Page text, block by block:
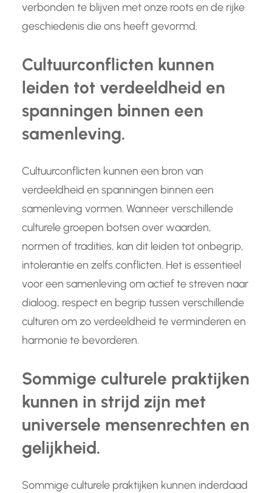
verbonden te blijven met onze roots en de rijke
geschiedenis die ons heeft gevormd.
Cultuurconflicten kunnen
leiden tot verdeeldheid en
spanningen binnen een
samenleving.
Cultuurconflicten kunnen een bron van
verdeeldheid en spanningen binnen een
samenleving vormen. Wanneer verschillende
culturele groepen botsen over waarden,
normen of tradities, kan dit leiden tot onbegrip,
intolerantie en zelfs conflicten. Het is essentieel
voor een samenleving om actief te streven naar
dialoog, respect en begrip tussen verschillende
culturen om zo verdeeldheid te verminderen en
harmonie te bevorderen.
Sommige culturele praktijken
kunnen in strijd zijn met
universele mensenrechten en
gelijkheid.
Sommige culturele praktijken kunnen inderdaad